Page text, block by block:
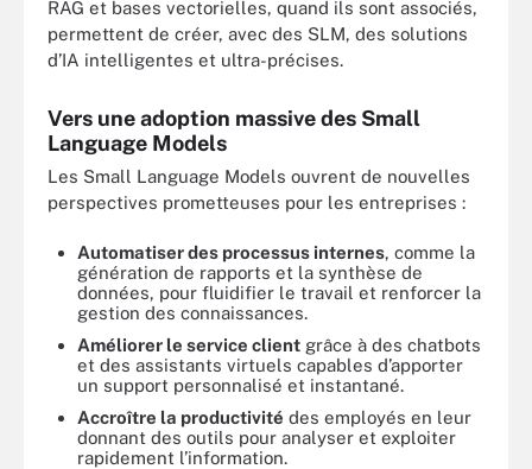
RAG et bases vectorielles, quand ils sont associés,
permettent de créer, avec des SLM, des solutions
d’IA intelligentes et ultra-précises.
Vers une adoption massive des Small
Language Models
Les Small Language Models ouvrent de nouvelles
perspectives prometteuses pour les entreprises :
Automatiser des processus internes, comme la
génération de rapports et la synthèse de
données, pour fluidifier le travail et renforcer la
gestion des connaissances.
Améliorer le service client grâce à des chatbots
et des assistants virtuels capables d’apporter
un support personnalisé et instantané.
Accroître la productivité des employés en leur
donnant des outils pour analyser et exploiter
rapidement l’information.